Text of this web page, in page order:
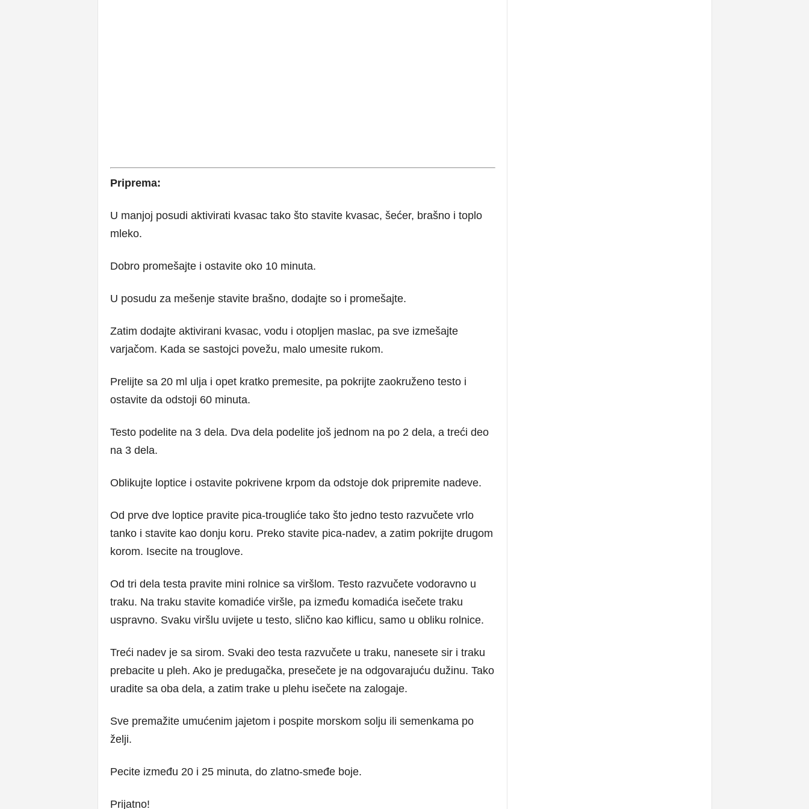
Priprema:
U manjoj posudi aktivirati kvasac tako što stavite kvasac, šećer, brašno i toplo
mleko.
Dobro promešajte i ostavite oko 10 minuta.
U posudu za mešenje stavite brašno, dodajte so i promešajte.
Zatim dodajte aktivirani kvasac, vodu i otopljen maslac, pa sve izmešajte
varjačom. Kada se sastojci povežu, malo umesite rukom.
Prelijte sa 20 ml ulja i opet kratko premesite, pa pokrijte zaokruženo testo i
ostavite da odstoji 60 minuta.
Testo podelite na 3 dela. Dva dela podelite još jednom na po 2 dela, a treći deo
na 3 dela.
Oblikujte loptice i ostavite pokrivene krpom da odstoje dok pripremite nadeve.
Od prve dve loptice pravite pica-trougliće tako što jedno testo razvučete vrlo
tanko i stavite kao donju koru. Preko stavite pica-nadev, a zatim pokrijte drugom
korom. Isecite na trouglove.
Od tri dela testa pravite mini rolnice sa viršlom. Testo razvučete vodoravno u
traku. Na traku stavite komadiće viršle, pa između komadića isečete traku
uspravno. Svaku viršlu uvijete u testo, slično kao kiflicu, samo u obliku rolnice.
Treći nadev je sa sirom. Svaki deo testa razvučete u traku, nanesete sir i traku
prebacite u pleh. Ako je predugačka, presečete je na odgovarajuću dužinu. Tako
uradite sa oba dela, a zatim trake u plehu isečete na zalogaje.
Sve premažite umućenim jajetom i pospite morskom solju ili semenkama po
želji.
Pecite između 20 i 25 minuta, do zlatno-smeđe boje.
Prijatno!